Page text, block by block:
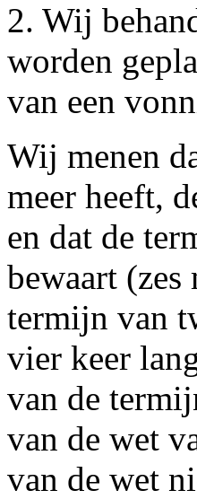
2. Wij
worden
van een
Wij menen
meer heeft,
en dat de
bewaart
termijn van
vier keer
van de
van de wet
van de wet